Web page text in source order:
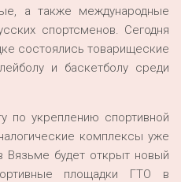
а также международные
спортсменов. Сегодня
состоялись товарищеские
и баскетболу среди
по укреплению спортивной
комплексы уже
Вязьме будет открыт новый
площадки ГТО в